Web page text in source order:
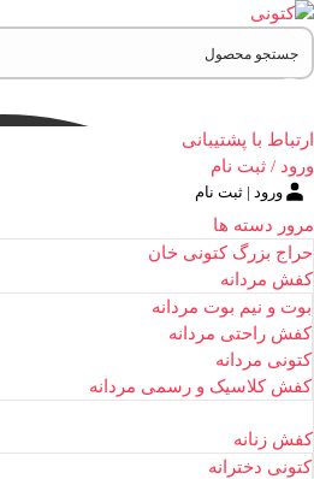
ارتباط با پشتیبانی
ورود / ثبت نام
ورود | ثبت نام
مرور دسته ها
حراج بزرگ کتونی خان
کفش مردانه
بوت و نیم بوت مردانه
کفش راحتی مردانه
کتونی مردانه
کفش کلاسیک و رسمی مردانه
کفش زنانه
کتونی دخترانه